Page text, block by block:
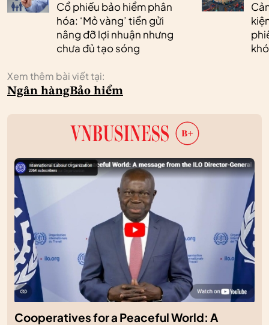
Cổ phiếu bảo hiểm phân
hóa: ‘Mỏ vàng’ tiền gửi
nâng đỡ lợi nhuận nhưng
chưa đủ tạo sóng
Xem thêm bài viết tại:
Ngân hàngBảo hiểm
Cooperatives for a Peaceful World: A